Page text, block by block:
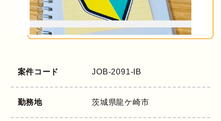
案件コード JOB-2091-IB
勤務地 茨城県龍ケ崎市